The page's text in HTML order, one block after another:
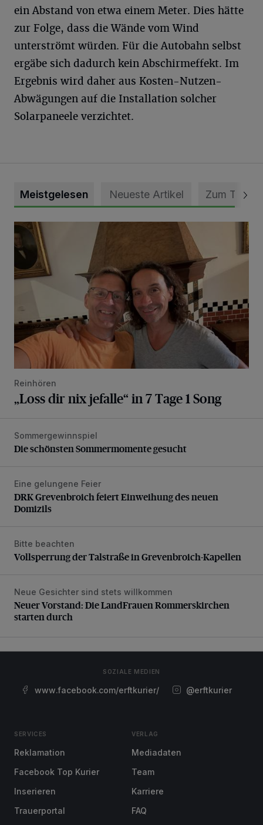
ein Abstand von etwa einem Meter. Dies hätte
zur Folge, dass die Wände vom Wind
unterströmt würden. Für die Autobahn selbst
ergäbe sich dadurch kein Abschirmeffekt. Im
Ergebnis wird daher aus Kosten-Nutzen-
Abwägungen auf die Installation solcher
Solarpaneele verzichtet.
Meistgelesen Neueste Artikel Zum Thema
„Loss dir nix jefalle“ in 7 Tage 1 Song
Reinhören
„Loss dir nix jefalle“ in 7 Tage 1 Song
Die schönsten Sommermomente gesucht
Sommergewinnspiel
Die schönsten Sommermomente gesucht
DRK Grevenbroich feiert Einweihung des neuen Domizils
Eine gelungene Feier
DRK Grevenbroich feiert Einweihung des neuen
Domizils
Vollsperrung der Talstraße in Grevenbroich-Kapellen
Bitte beachten
Vollsperrung der Talstraße in Grevenbroich-Kapellen
Neuer Vorstand: Die LandFrauen Rommerskirchen starten
Neue Gesichter sind stets willkommen
Neuer Vorstand: Die LandFrauen Rommerskirchen
starten durch
SOZIALE MEDIEN
www.facebook.com/erftkurier/ @erftkurier
SERVICES
Reklamation
Facebook Top Kurier
Inserieren
Trauerportal
VERLAG
Mediadaten
Team
Karriere
FAQ